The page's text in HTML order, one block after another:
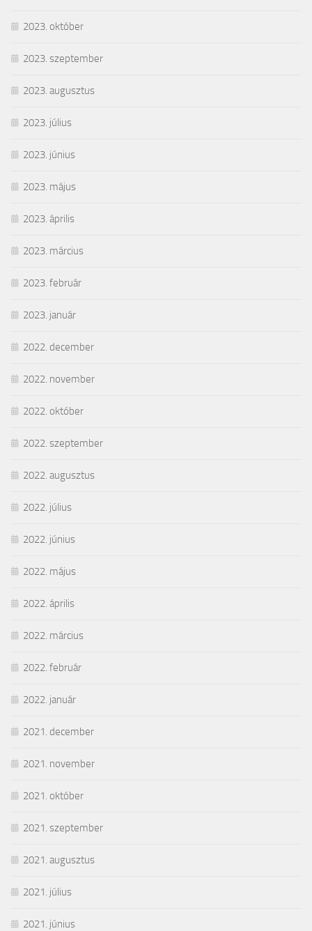
2023. október
2023. szeptember
2023. augusztus
2023. július
2023. június
2023. május
2023. április
2023. március
2023. február
2023. január
2022. december
2022. november
2022. október
2022. szeptember
2022. augusztus
2022. július
2022. június
2022. május
2022. április
2022. március
2022. február
2022. január
2021. december
2021. november
2021. október
2021. szeptember
2021. augusztus
2021. július
2021. június